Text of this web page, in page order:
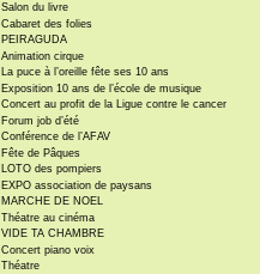
Salon du livre
Cabaret des folies
PEIRAGUDA
Animation cirque
La puce à l’oreille fête ses 10 ans
Exposition 10 ans de l’école de musique
Concert au profit de la Ligue contre le cancer
Forum job d’été
Conférence de l’AFAV
Fête de Pâques
LOTO des pompiers
EXPO association de paysans
MARCHE DE NOEL
Théatre au cinéma
VIDE TA CHAMBRE
Concert piano voix
Théatre